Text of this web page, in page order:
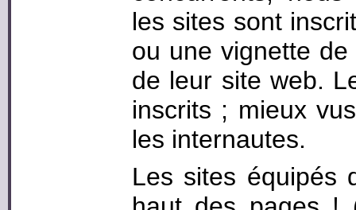
les sites sont
ou une vignette
de leur site web.
inscrits ; mieux
les internautes.
Les sites équipés